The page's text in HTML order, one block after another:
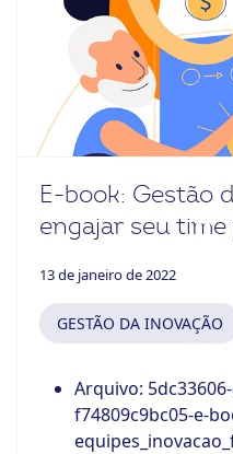
E-book: Gestão
engajar seu
13 de janeiro de 2022
GESTÃO DA INOVAÇÃO
Arquivo:
f74809c9bc05-e-